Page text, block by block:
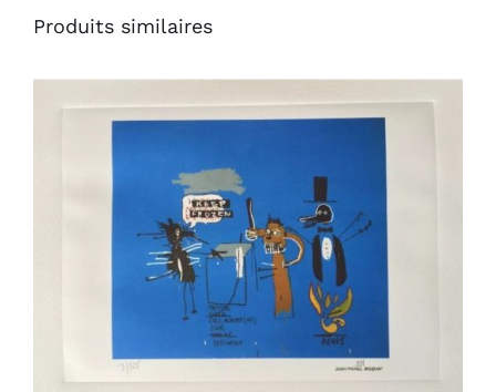
Produits similaires
AJOUTER AU PANIER
/